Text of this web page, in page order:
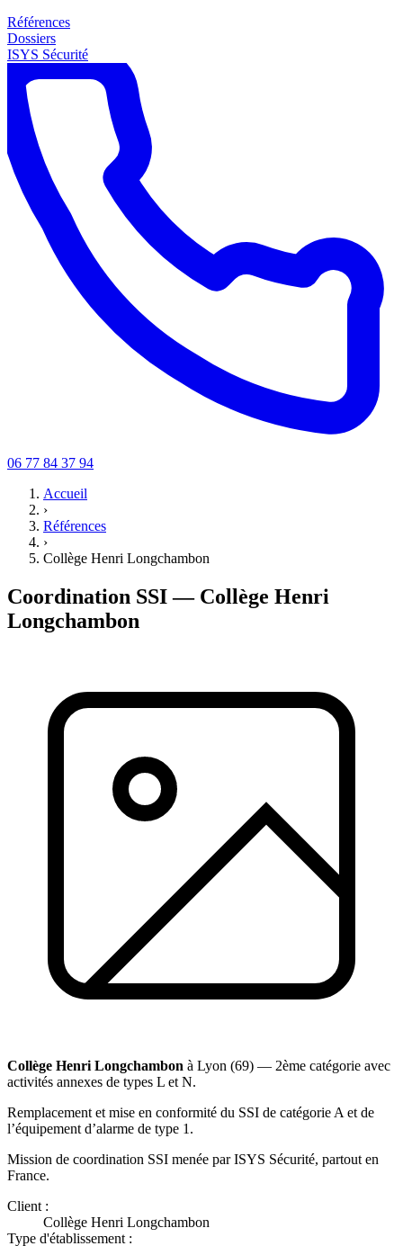
Références
Dossiers
ISYS Sécurité
06 77 84 37 94
Accueil
›
Références
›
Collège Henri Longchambon
Coordination SSI — Collège Henri
Longchambon
Collège Henri Longchambon à Lyon (69) — 2ème catégorie avec
activités annexes de types L et N.
Remplacement et mise en conformité du SSI de catégorie A et de
l’équipement d’alarme de type 1.
Mission de coordination SSI menée par ISYS Sécurité, partout en
France.
Client :
Collège Henri Longchambon
Type d'établissement :